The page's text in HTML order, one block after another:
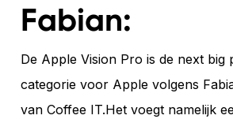
Fabian:
De Apple Vision Pro is de next big
categorie voor Apple volgens
van Coffee IT.Het voegt namelijk